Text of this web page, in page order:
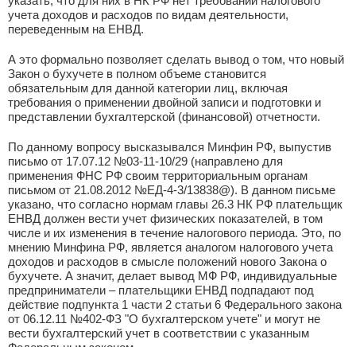
учета доходов и расходов по видам деятельности,
переведенным на ЕНВД.
А это формально позволяет сделать вывод о том, что новый
Закон о бухучете в полном объеме становится
обязательным для данной категории лиц, включая
требования о применении двойной записи и подготовки и
представлении бухгалтерской (финансовой) отчетности.
По данному вопросу высказывался Минфин РФ, выпустив
письмо от 17.07.12 №03-11-10/29 (направлено для
применения ФНС РФ своим территориальным органам
письмом от 21.08.2012 №ЕД-4-3/13838@). В данном письме
указано, что согласно нормам главы 26.3 НК РФ плательщик
ЕНВД должен вести учет физических показателей, в том
числе и их изменения в течение налогового периода. Это, по
мнению Минфина РФ, является аналогом налогового учета
доходов и расходов в смысле положений нового Закона о
бухучете. А значит, делает вывод МФ РФ, индивидуальные
предприниматели – плательщики ЕНВД подпадают под
действие подпункта 1 части 2 статьи 6 Федерального закона
от 06.12.11 №402-ФЗ "О бухгалтерском учете" и могут не
вести бухгалтерский учет в соответствии с указанным